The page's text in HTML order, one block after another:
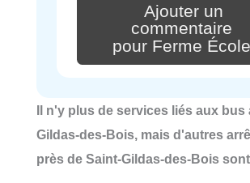
Ajouter un
commentaire
pour Ferme École
Il n'y plus de services liés aux bus
Gildas-des-Bois, mais d'autres
près de Saint-Gildas-des-Bois